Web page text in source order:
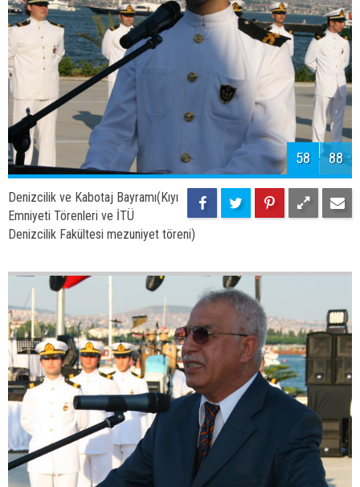
60 88
Denizcilik ve Kabotaj Bayramı(Kıyı
Emniyeti Törenleri ve İTÜ
Denizcilik Fakültesi mezuniyet töreni)